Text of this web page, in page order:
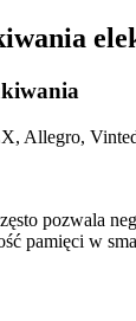
Allegro,
pozwala
pamięci w